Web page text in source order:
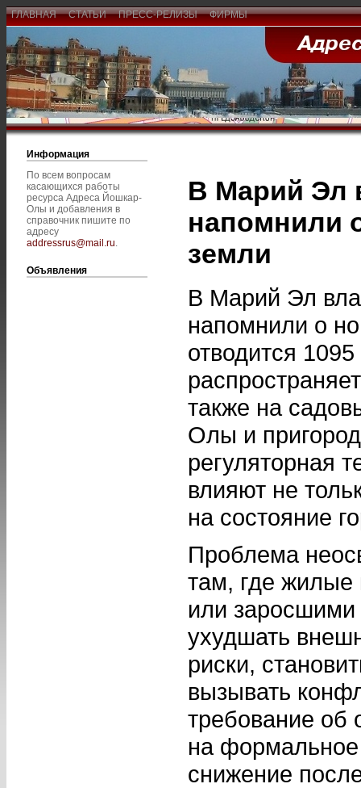
ГЛАВНАЯ СТАТЬИ ПРЕСС-РЕЛИЗЫ ФИРМЫ
Информация
По всем вопросам
касающихся работы
ресурса Адреса Йошкар-
Олы и добавления в
справочник пишите по
адресу
addressrus@mail.ru.
Объявления
В Марий Эл
напомнили
земли
В Марий Эл
напомнили о
отводится
также на
Олы и
регуляторная
влияют не
на состояние
Проблема
там, где жилые
или заросшими
ухудшать
риски,
вызывать
требование об
на формальное
снижение